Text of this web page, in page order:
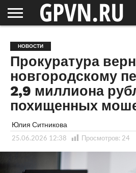
ОБЛАСТЬ
НОВОСТИ
СОСЕДЕЙ
РОССИЯ
/ МИР
СПЕЦПРОЕКТЫ
БЛОГ
СТАТЬИ
ФОТОРЕПОРТАЖИ
ИНТЕРВЬЮ
ОБЪЕКТЫ
ПОДБОРКИ
НОВОСТИ
Прокуратура
новгородскому
2,9 миллиона
похищенных
Юлия Ситникова
25.06.2026 12:38 Просмотров: 24